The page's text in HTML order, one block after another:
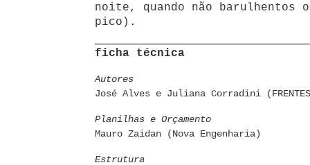
noite, quando não barulhentos
pico).
ficha técnica
Autores
José Alves e Juliana Corradini
Planilhas e Orçamento
Mauro Zaidan (Nova Engenharia)
Estrutura